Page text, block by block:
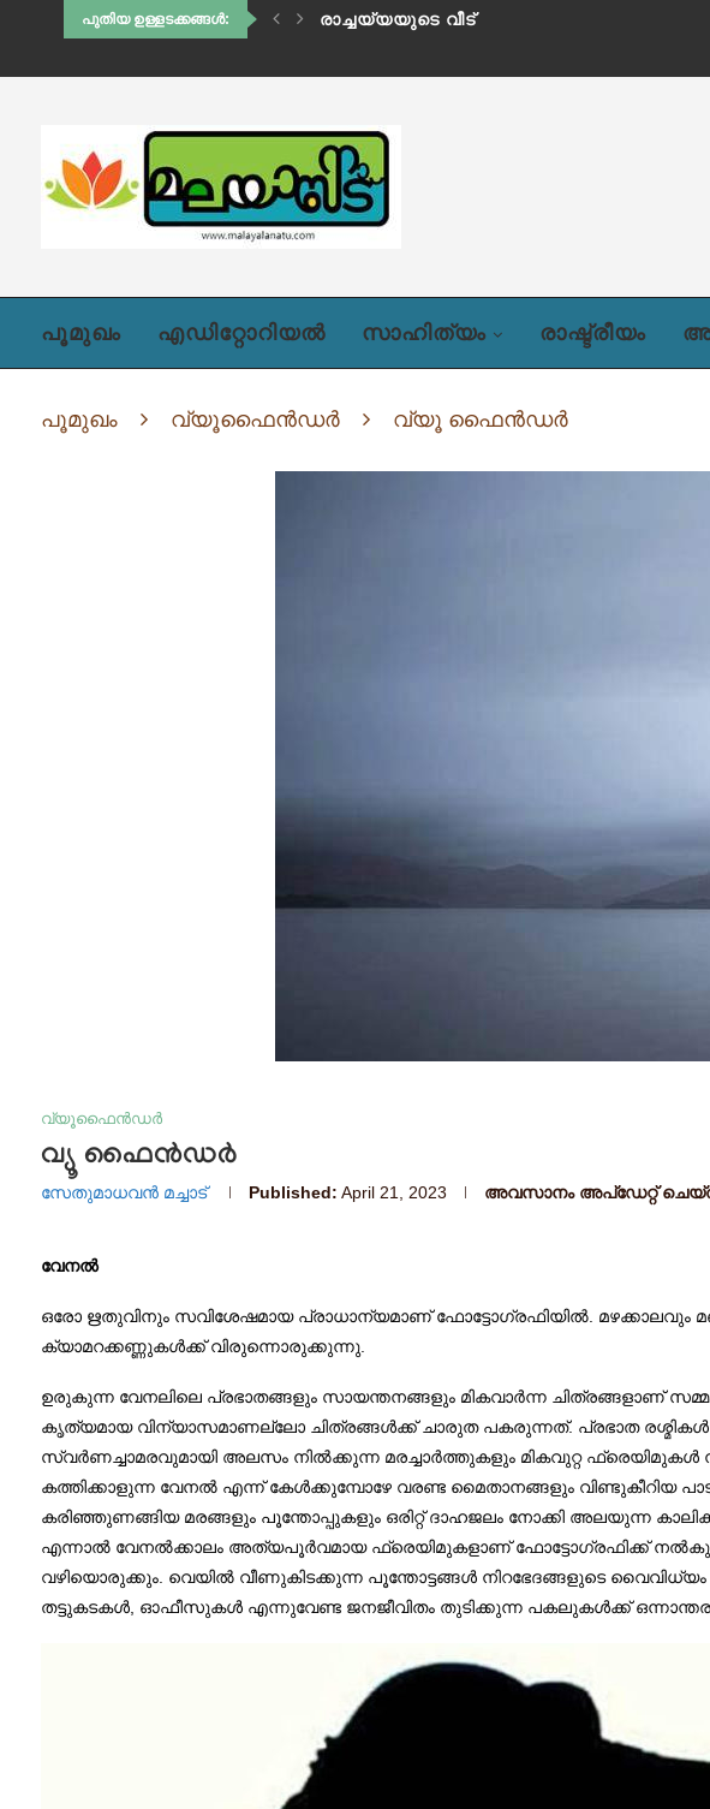
പുതിയ ഉള്ളടക്കങ്ങൾ: രാച്ചയ്യയുടെ വീട്
ഹിഡിംബി (അദ്ധ്യായം ഒന്ന്)
പൂമുഖം എഡിറ്റോറിയൽ സാഹിത്യം രാഷ്ട്രീയം
പൂമുഖം വ്യൂഫൈൻഡർ വ്യൂ ഫൈൻഡർ
വ്യൂഫൈൻഡർ
വ്യൂ ഫൈൻഡർ
സേതുമാധവൻ മച്ചാട് Published: April 21, 2023 അവസാനം അപ്ഡേറ്റ്
വേനൽ
ഒരോ ഋതുവിനും സവിശേഷമായ പ്രാധാന്യമാണ് ഫോട്ടോഗ്രഫിയിൽ.
ക്യാമറക്കണ്ണുകൾക്ക്‌ വിരുന്നൊരുക്കുന്നു.
ഉരുകുന്ന വേനലിലെ പ്രഭാതങ്ങളും സായന്തനങ്ങളും മികവാർന്ന ചിത്രങ്ങളാണ്
കൃത്യമായ വിന്യാസമാണല്ലോ ചിത്രങ്ങൾക്ക് ചാരുത പകരുന്നത്. പ്രഭാത രശ്മികൾ
സ്വർണച്ചാമരവുമായി അലസം നിൽക്കുന്ന മരച്ചാർത്തുകളും മികവുറ്റ ഫ്രെയിമുകൾ
കത്തിക്കാളുന്ന വേനൽ എന്ന് കേൾക്കുമ്പോഴേ വരണ്ട മൈതാനങ്ങളും വിണ്ടുകീറിയ
കരിഞ്ഞുണങ്ങിയ മരങ്ങളും പൂന്തോപ്പുകളും ഒരിറ്റ് ദാഹജലം നോക്കി അലയുന്ന
എന്നാൽ വേനൽക്കാലം അത്യപൂർവമായ ഫ്രെയിമുകളാണ് ഫോട്ടോഗ്രഫിക്ക്
വഴിയൊരുക്കും. വെയിൽ വീണുകിടക്കുന്ന പൂന്തോട്ടങ്ങൾ നിറഭേദങ്ങളുടെ
തട്ടുകടകൾ, ഓഫീസുകൾ എന്നുവേണ്ട ജനജീവിതം തുടിക്കുന്ന പകലുകൾക്ക്